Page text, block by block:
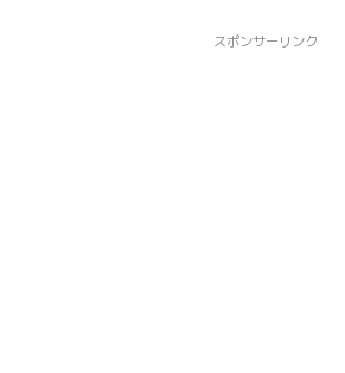
スポンサーリンク